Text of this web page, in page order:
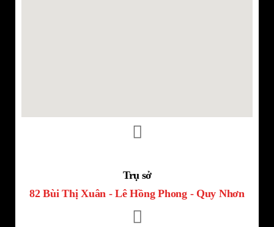
Trụ sở
82 Bùi Thị Xuân - Lê Hồng Phong - Quy Nhơn